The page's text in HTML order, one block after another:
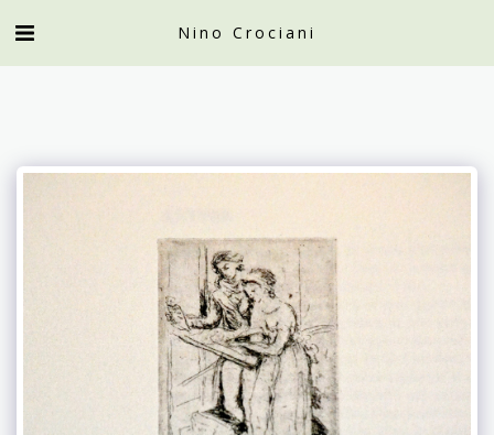
Nino Crociani